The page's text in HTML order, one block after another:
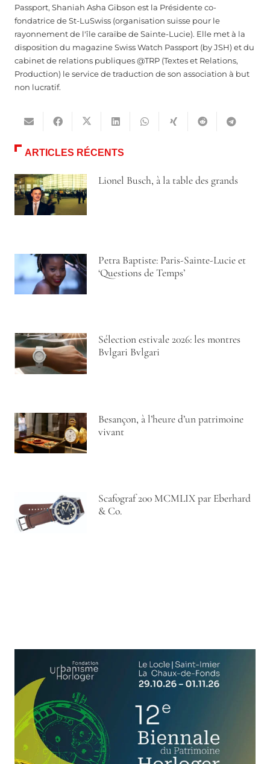
Passport, Shaniah Asha Gibson est la Présidente co-
fondatrice de St-LuSwiss (organisation suisse pour le
rayonnement de l'île caraïbe de Sainte-Lucie). Elle met à la
disposition du magazine Swiss Watch Passport (by JSH) et du
cabinet de relations publiques @TRP (Textes et Relations,
Production) le service de traduction de son association à but
non lucratif.
ARTICLES RÉCENTS
Lionel Busch, à la table des grands
Petra Baptiste: Paris-Sainte-Lucie et
‘Questions de Temps’
Sélection estivale 2026: les montres
Bvlgari Bvlgari
Besançon, à l’heure d’un patrimoine
vivant
Scafograf 200 MCMLIX par Eberhard
& Co.